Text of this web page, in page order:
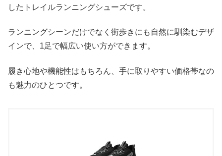
したトレイルランニングシューズです。
ランニングシーンだけでなく街歩きにも自然に馴染むデザ
インで、1足で幅広い使い方ができます。
履き心地や機能性はもちろん、手に取りやすい価格帯なの
も魅力のひとつです。